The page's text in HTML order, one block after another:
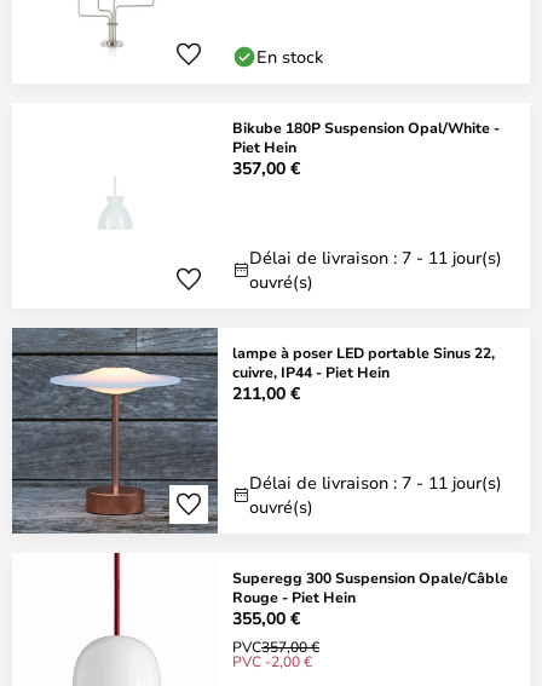
En stock
Bikube 180P Suspension Opal/White -
Piet Hein
357,00 €
Délai de livraison : 7 - 11 jour(s)
ouvré(s)
lampe à poser LED portable Sinus 22,
cuivre, IP44 - Piet Hein
211,00 €
Délai de livraison : 7 - 11 jour(s)
ouvré(s)
Superegg 300 Suspension Opale/Câble
Rouge - Piet Hein
355,00 €
PVC357,00 €
PVC -2,00 €